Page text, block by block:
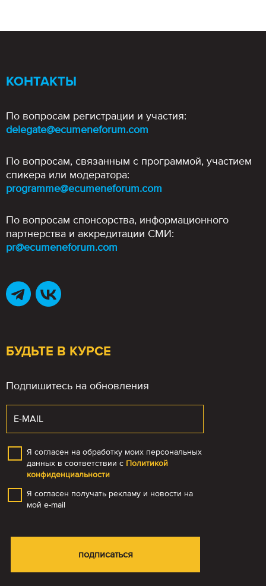
БУДЬТЕ В КУРСЕ
Подпишитесь на обновления
Я согласен на обработку моих персональных
данных в соответствии с Политикой
конфиденциальности
Я согласен получать рекламу и новости на
мой e-mail
КОНТАКТЫ
По вопросам регистрации и участия:
delegate@ecumeneforum.com
По вопросам, связанным с программой, участием
спикера или модератора:
programme@ecumeneforum.com
По вопросам спонсорства, информационного
партнерства и аккредитации СМИ:
pr@ecumeneforum.com